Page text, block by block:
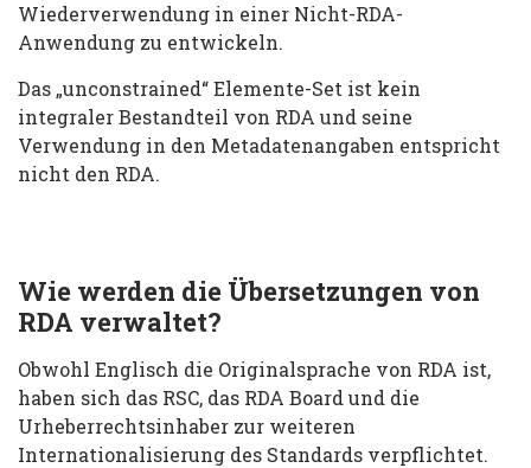
Wiederverwendung in einer Nicht-RDA-
Anwendung zu entwickeln.
Das „unconstrained“ Elemente-Set ist kein
integraler Bestandteil von RDA und seine
Verwendung in den Metadatenangaben entspricht
nicht den RDA.
Wie werden die Übersetzungen von
RDA verwaltet?
Obwohl Englisch die Originalsprache von RDA ist,
haben sich das RSC, das RDA Board und die
Urheberrechtsinhaber zur weiteren
Internationalisierung des Standards verpflichtet.